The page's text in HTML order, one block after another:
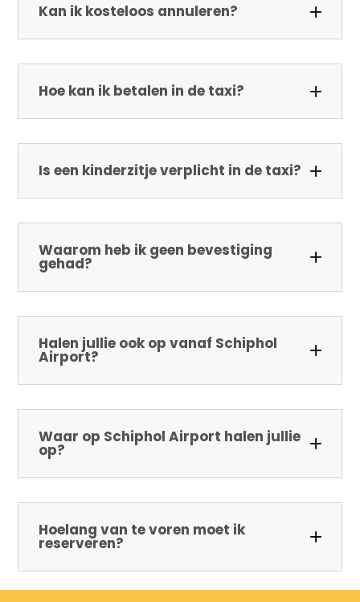
Kan ik kosteloos annuleren?
Hoe kan ik betalen in de taxi?
Is een kinderzitje verplicht in de taxi?
Waarom heb ik geen bevestiging
gehad?
Halen jullie ook op vanaf Schiphol
Airport?
Waar op Schiphol Airport halen jullie
op?
Hoelang van te voren moet ik
reserveren?